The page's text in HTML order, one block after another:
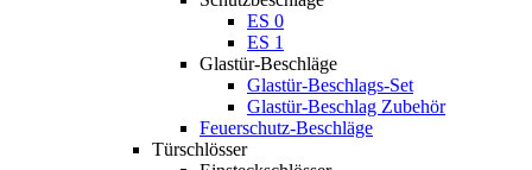
ES 0
ES 1
Glastür-Beschläge
Glastür-Beschlags-Set
Glastür-Beschlag Zubehör
Feuerschutz-Beschläge
Türschlösser